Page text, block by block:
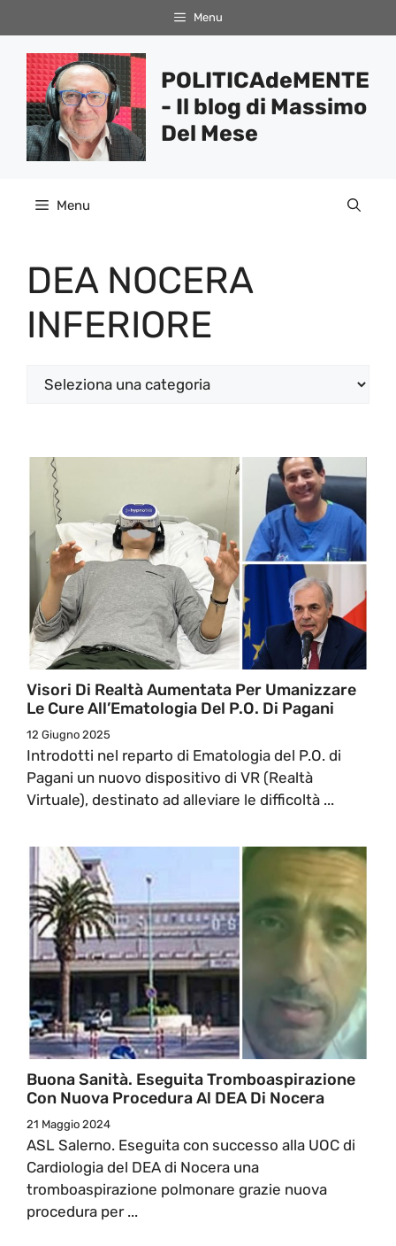
al
contenuto
Menu
POLITICAdeMENTE
- Il blog di Massimo
Del Mese
Menu
DEA NOCERA
INFERIORE
Categorie
Visori Di Realtà Aumentata Per Umanizzare
Le Cure All’Ematologia Del P.O. Di Pagani
12 Giugno 2025
Introdotti nel reparto di Ematologia del P.O. di
Pagani un nuovo dispositivo di VR (Realtà
Virtuale), destinato ad alleviare le difficoltà ...
Buona Sanità. Eseguita Tromboaspirazione
Con Nuova Procedura Al DEA Di Nocera
21 Maggio 2024
ASL Salerno. Eseguita con successo alla UOC di
Cardiologia del DEA di Nocera una
tromboaspirazione polmonare grazie nuova
procedura per ...